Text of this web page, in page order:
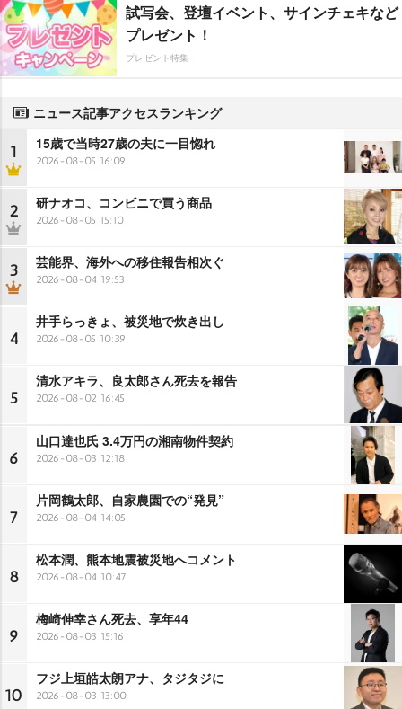
試写会、登壇イベント、サインチェキなど
プレゼント！
プレゼント特集
ニュース記事アクセスランキング
1 15歳で当時27歳の夫に一目惚れ
2026-08-05 16:09
2 研ナオコ、コンビニで買う商品
2026-08-05 15:10
3 芸能界、海外への移住報告相次ぐ
2026-08-04 19:53
4
井手らっきょ、被災地で炊き出し
2026-08-05 10:39
5
清水アキラ、良太郎さん死去を報告
2026-08-02 16:45
6
山口達也氏 3.4万円の湘南物件契約
2026-08-03 12:18
7
片岡鶴太郎、自家農園での“発見”
2026-08-04 14:05
8
松本潤、熊本地震被災地へコメント
2026-08-04 10:47
9
梅崎伸幸さん死去、享年44
2026-08-03 15:16
10
フジ上垣皓太朗アナ、タジタジに
2026-08-03 13:00